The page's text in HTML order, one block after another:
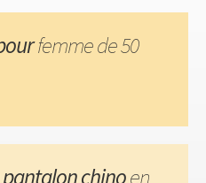
femme de 50
chinoen